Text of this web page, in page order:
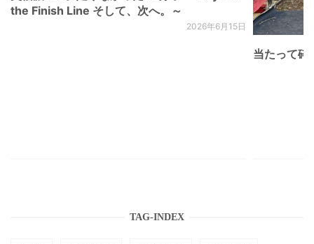
the Finish Line そして、次へ。～
2026年6月15日
当たって砕
TAG-INDEX